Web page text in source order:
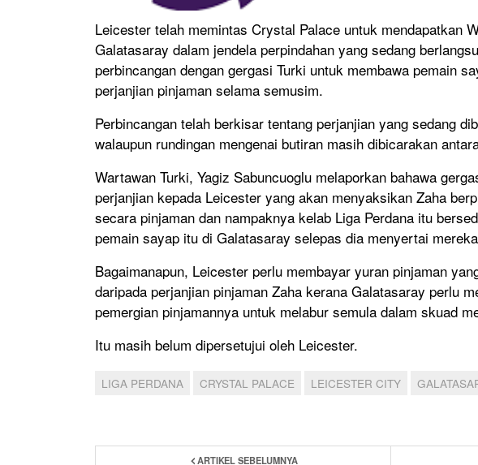
Leicester telah memintas Crystal Palace untuk mendapatkan
Galatasaray dalam jendela perpindahan yang sedang
perbincangan dengan gergasi Turki untuk membawa pemain
perjanjian pinjaman selama semusim.
Perbincangan telah berkisar tentang perjanjian yang sedang
walaupun rundingan mengenai butiran masih dibicarakan
Wartawan Turki, Yagiz Sabuncuoglu melaporkan bahawa
perjanjian kepada Leicester yang akan menyaksikan Zaha
secara pinjaman dan nampaknya kelab Liga Perdana itu
pemain sayap itu di Galatasaray selepas dia menyertai
Bagaimanapun, Leicester perlu membayar yuran pinjaman
daripada perjanjian pinjaman Zaha kerana Galatasaray perlu
pemergian pinjamannya untuk melabur semula dalam skuad
Itu masih belum dipersetujui oleh Leicester.
LIGA PERDANA CRYSTAL PALACE LEICESTER CITY
ARTIKEL SEBELUMNYA